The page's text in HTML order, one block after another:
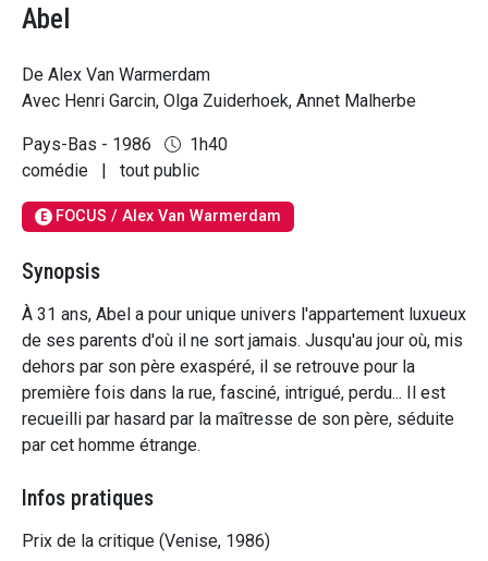
Abel
De Alex Van Warmerdam
Avec Henri Garcin, Olga Zuiderhoek, Annet Malherbe
Pays-Bas - 1986
1h40
comédie
| tout public
E FOCUS / Alex Van Warmerdam
Synopsis
À 31 ans, Abel a pour unique univers l'appartement luxueux
de ses parents d'où il ne sort jamais. Jusqu'au jour où, mis
dehors par son père exaspéré, il se retrouve pour la
première fois dans la rue, fasciné, intrigué, perdu... Il est
recueilli par hasard par la maîtresse de son père, séduite
par cet homme étrange.
Infos pratiques
Prix de la critique (Venise, 1986)